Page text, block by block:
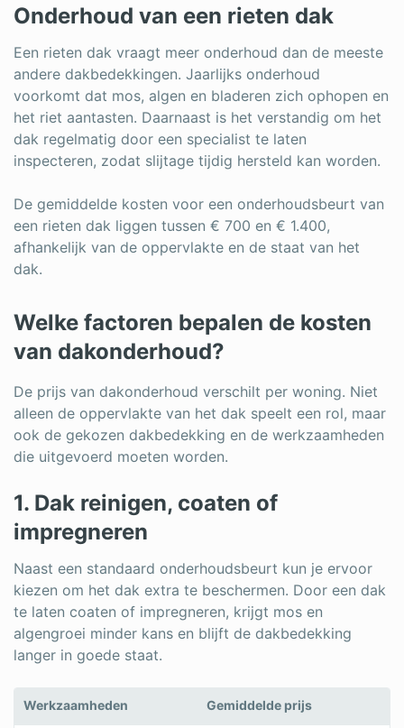
Onderhoud van een rieten dak
Een rieten dak vraagt meer onderhoud dan de meeste
andere dakbedekkingen. Jaarlijks onderhoud
voorkomt dat mos, algen en bladeren zich ophopen en
het riet aantasten. Daarnaast is het verstandig om het
dak regelmatig door een specialist te laten
inspecteren, zodat slijtage tijdig hersteld kan worden.
De gemiddelde kosten voor een onderhoudsbeurt van
een rieten dak liggen tussen € 700 en € 1.400,
afhankelijk van de oppervlakte en de staat van het
dak.
Welke factoren bepalen de kosten
van dakonderhoud?
De prijs van dakonderhoud verschilt per woning. Niet
alleen de oppervlakte van het dak speelt een rol, maar
ook de gekozen dakbedekking en de werkzaamheden
die uitgevoerd moeten worden.
1. Dak reinigen, coaten of
impregneren
Naast een standaard onderhoudsbeurt kun je ervoor
kiezen om het dak extra te beschermen. Door een dak
te laten coaten of impregneren, krijgt mos en
algengroei minder kans en blijft de dakbedekking
langer in goede staat.
Werkzaamheden Gemiddelde prijs